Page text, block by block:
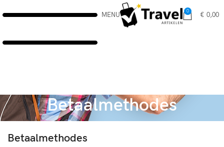
MENU 0 € 0,00
Betaalmethodes
Betaalmethodes